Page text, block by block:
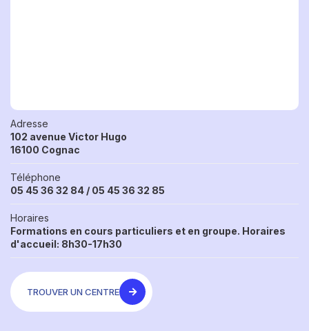
Adresse
102 avenue Victor Hugo
16100 Cognac
Téléphone
05 45 36 32 84 / 05 45 36 32 85
Horaires
Formations en cours particuliers et en groupe. Horaires
d'accueil: 8h30-17h30
TROUVER UN CENTRE